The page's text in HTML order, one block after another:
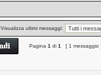
Visualizza ultimi messaggi:
Pagina1 di1 [ 1 messaggio